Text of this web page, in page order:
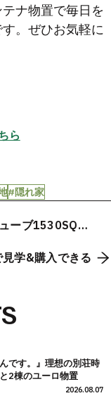
ナ物置で毎日を
。ぜひお気軽に
ら
#隠れ家
ーブ1530SQ1
学&購入できる
です。』理想の別荘時
2棟のユーロ物置
2026.08.07